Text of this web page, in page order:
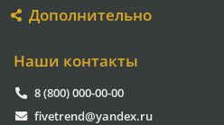
Дополнительно
Наши контакты
8 (800) 000-00-00
fivetrend@yandex.ru